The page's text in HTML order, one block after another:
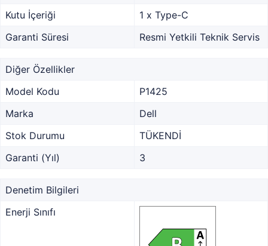
Kutu İçeriği
1 x Type-C
Garanti Süresi
Resmi Yetkili Teknik Servis
Diğer Özellikler
Model Kodu
P1425
Marka
Dell
Stok Durumu
TÜKENDİ
Garanti (Yıl)
3
Denetim Bilgileri
Enerji Sınıfı